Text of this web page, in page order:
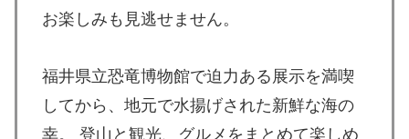
お楽しみも見逃せません。
福井県立恐竜博物館で迫力ある展示を満喫
してから、地元で水揚げされた新鮮な海の
幸。 登山と観光、グルメをまとめて楽しめ